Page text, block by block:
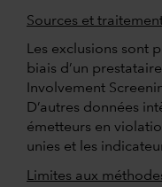
Sources et
Les exclusions sont
biais d’un
Involvement
D’autres données
émetteurs en
unies et les
Limites aux